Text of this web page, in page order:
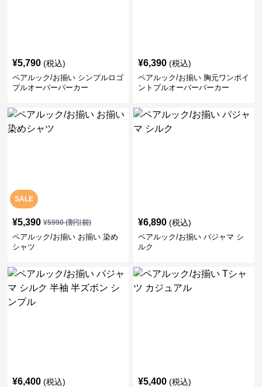
¥5,790 (税込)
ペアルック/お揃い シンプルロゴ
プルオーバーパーカー
¥6,390 (税込)
ペアルック/お揃い 胸元ワンポイ
ントプルオーバーパーカー
SALE
¥5,390 ¥5990(割引前)
ペアルック/お揃い お揃い 染め
シャツ
¥6,890 (税込)
ペアルック/お揃い パジャマ シ
ルク
¥6,400 (税込) ¥5,400 (税込)